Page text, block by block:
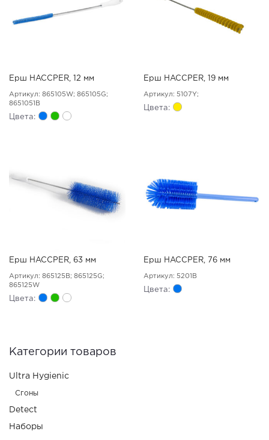
Ерш HACCPER, 12 мм
Артикул: 865105W; 865105G;
8651051B
Цвета:
Ерш HACCPER, 19 мм
Артикул: 5107Y;
Цвета:
Ерш HACCPER, 63 мм
Артикул: 865125B; 865125G;
865125W
Цвета:
Ерш HACCPER, 76 мм
Артикул: 5201B
Цвета:
Категории товаров
Ultra Hygienic
Сгоны
Detect
Наборы